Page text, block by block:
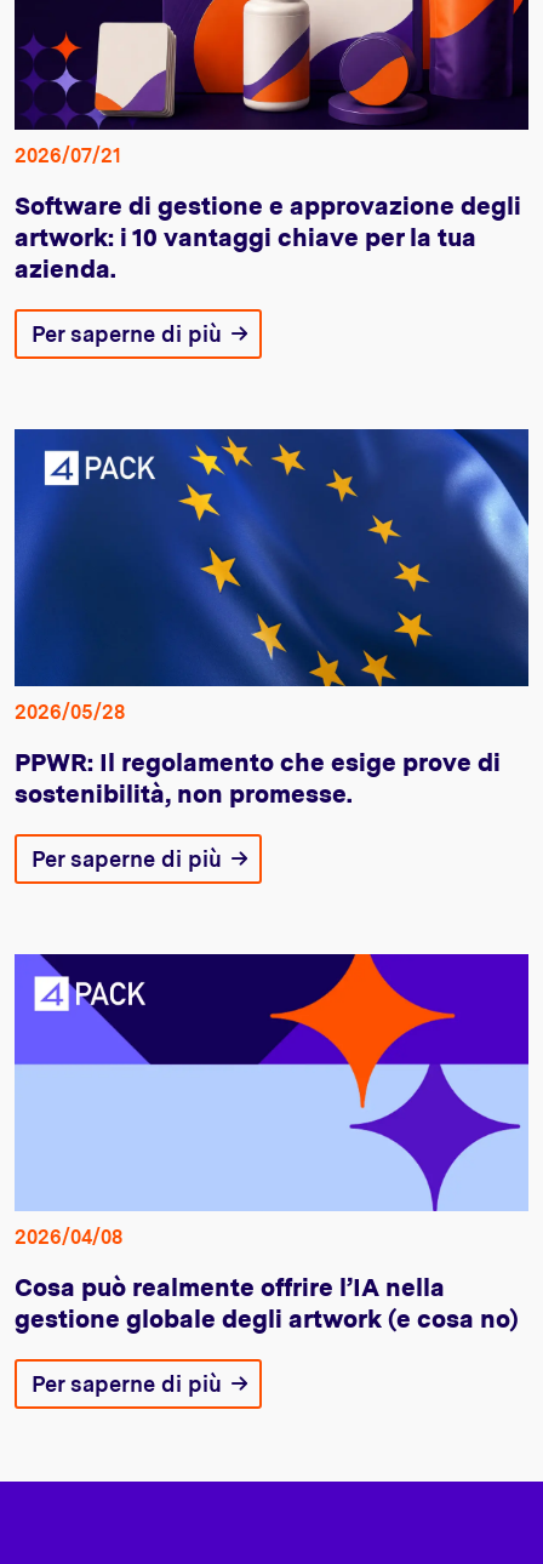
2026/07/21
Software di gestione e approvazione degli
artwork: i 10 vantaggi chiave per la tua
azienda.
Per saperne di più
2026/05/28
PPWR: Il regolamento che esige prove di
sostenibilità, non promesse.
Per saperne di più
2026/04/08
Cosa può realmente offrire l’IA nella
gestione globale degli artwork (e cosa no)
Per saperne di più